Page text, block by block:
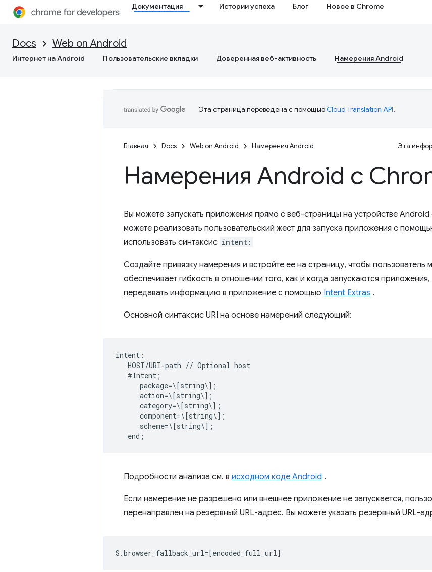
Документация Истории успеха Блог Новое в Chrome
Docs Web on Android
Интернет на Android Пользовательские вкладки Доверенная веб-активность Намерения Android
Эта страница переведена с помощьюCloud Translation API.
Главная Docs Web on Android Намерения Android Эта
Намерения Android с
Вы можете запускать приложения прямо с веб-страницы на устройстве
можете реализовать пользовательский жест для запуска приложения с
использовать синтаксис intent:
Создайте привязку намерения и встройте ее на страницу, чтобы пользователь
обеспечивает гибкость в отношении того, как и когда запускаются
передавать информацию в приложение с помощью Intent Extras .
Основной синтаксис URI на основе намерений следующий:
intent:
   HOST/URI-path // Optional host
   #Intent;
      package=\[string\];
      action=\[string\];
      category=\[string\];
      component=\[string\];
      scheme=\[string\];
Подробности анализа см. в исходном коде Android .
Если намерение не разрешено или внешнее приложение не запускается,
перенаправлен на резервный URL-адрес. Вы можете указать резервный URL-